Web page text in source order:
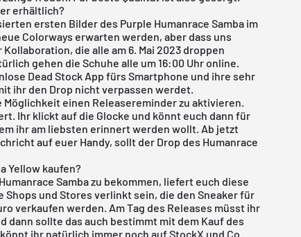
erhältlich?
ersten Bilder des Purple Humanrace Samba im
Colorways erwarten werden, aber dass uns
die alle am 6. Mai 2023 droppen
gehen die Schuhe alle um 16:00 Uhr online.
Dead Stock App fürs Smartphone und ihre sehr
ihr den Drop nicht verpassen werdet.
einen Releasereminder zu aktivieren.
Ihr klickt auf die Glocke und könnt euch dann für
ihr am liebsten erinnert werden wollt. Ab jetzt
auf euer Handy, sollt der Drop des Humanrace
Yellow kaufen?
Samba zu bekommen, liefert euch diese
Shops und Stores verlinkt sein, die den Sneaker für
verkaufen werden. Am Tag des Releases müsst ihr
dann sollte das auch bestimmt mit dem Kauf des
ihr natürlich immer noch aufStockX und Co.